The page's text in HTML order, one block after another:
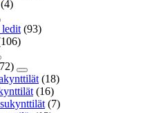
(4)
ledit (93)
(18)
(16)
(7)